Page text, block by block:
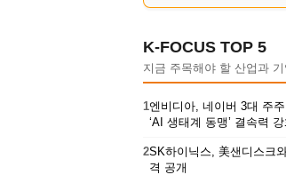
K-FOCUS TOP 5
지금 주목해야 할 산업과
1엔비디아, 네이버 3대 주
‘AI 생태계 동맹’ 결속력
2SK하이닉스, 美샌디스크
격 공개